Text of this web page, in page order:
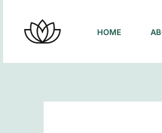
content
HOME